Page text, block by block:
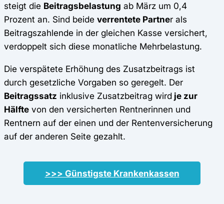
steigt die Beitragsbelastung ab März um 0,4
Prozent an. Sind beide verrentete Partner als
Beitragszahlende in der gleichen Kasse versichert,
verdoppelt sich diese monatliche Mehrbelastung.
Die verspätete Erhöhung des Zusatzbeitrags ist
durch gesetzliche Vorgaben so geregelt. Der
Beitragssatz inklusive Zusatzbeitrag wird je zur
Hälfte von den versicherten Rentnerinnen und
Rentnern auf der einen und der Rentenversicherung
auf der anderen Seite gezahlt.
>>> Günstigste Krankenkassen